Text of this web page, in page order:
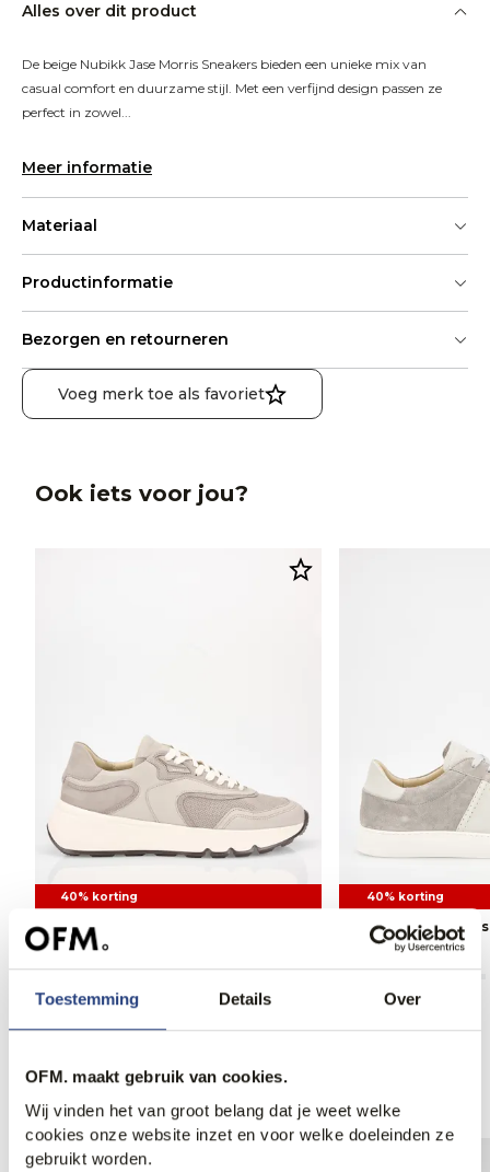
Toestemming Details Over
OFM. maakt gebruik van cookies.
Wij vinden het van groot belang dat je weet welke
cookies onze website inzet en voor welke doeleinden ze
gebruikt worden.
Alles over dit product
De beige Nubikk Jase Morris Sneakers bieden een unieke mix van
casual comfort en duurzame stijl. Met een verfijnd design passen ze
perfect in zowel...
Meer informatie
Materiaal
Productinformatie
Bezorgen en retourneren
Voeg merk toe als favoriet
Ook iets voor jou?
40% korting
Nubikk Luca Noa Sneakers
260,00
155,95
40% korting
Nubikk Jase
220,00
Anderen bekeken ook